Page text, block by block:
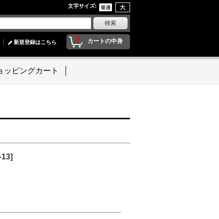
文字サイズ:
0 カートの中身
新規登録はこちら
ッピングカート
13]